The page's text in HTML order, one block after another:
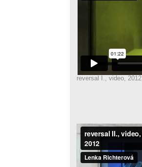
reversal I., video, 2012